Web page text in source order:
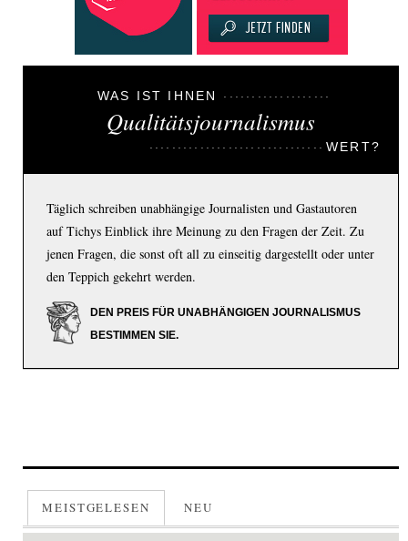
WAS IST IHNEN
Qualitätsjournalismus
WERT?
Täglich schreiben unabhängige Journalisten und Gastautoren
auf Tichys Einblick ihre Meinung zu den Fragen der Zeit. Zu
jenen Fragen, die sonst oft all zu einseitig dargestellt oder unter
den Teppich gekehrt werden.
DEN PREIS FÜR UNABHÄNGIGEN JOURNALISMUS
BESTIMMEN SIE.
MEISTGELESEN NEU